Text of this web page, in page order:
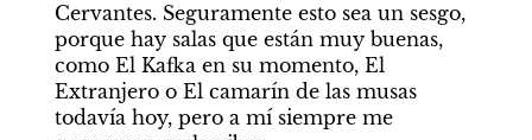
Cervantes. Seguramente esto sea un sesgo,
porque hay salas que están muy buenas,
como El Kafka en su momento, El
Extranjero o El camarín de las musas
todavía hoy, pero a mí siempre me